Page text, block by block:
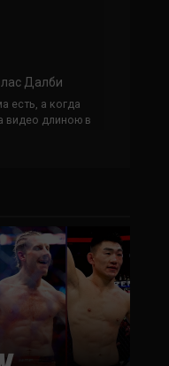
Далби
есть, а когда
видео длиною в